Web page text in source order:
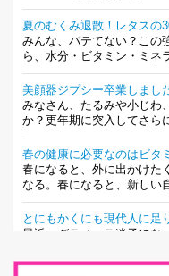
夏のむくみ退散！レタスの
みんな、バテてない？こ
ら、水分・ビタミン・ミネ
美顔器ジプシー卒業しまし
みなさん、たるみや小じわ
か？更年期に突入してさら
春の健康に必要なのはビタ
春になると、外に出かけた
なる。春になると、新しい
とにもかくにも現代人に足
最近、グラノーラ迷子にな